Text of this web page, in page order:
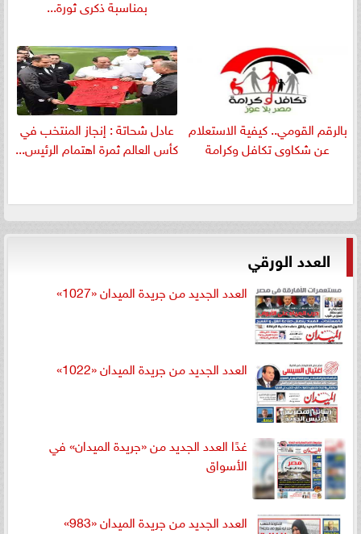
بمناسبة ذكرى ثورة...
بالرقم القومي.. كيفية الاستعلام
عن شكاوى تكافل وكرامة
عادل شحاتة : إنجاز المنتخب في
كأس العالم ثمرة اهتمام الرئيس...
العدد الورقي
العدد الجديد من جريدة الميدان «1027»
العدد الجديد من جريدة الميدان «1022»
غدًا العدد الجديد من «جريدة الميدان» في
الأسواق
العدد الجديد من جريدة الميدان «983»